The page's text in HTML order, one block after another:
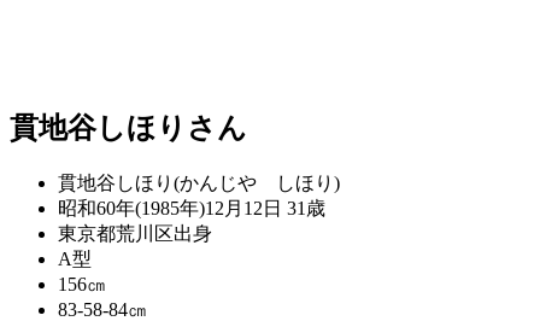
貫地谷しほりさん
貫地谷しほり(かんじや しほり)
昭和60年(1985年)12月12日 31歳
東京都荒川区出身
A型
156㎝
83‐58‐84㎝